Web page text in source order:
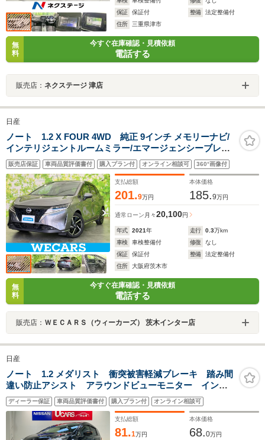
保証
保証付 整備
法定整備付
住所
三重県津市
無
料
今すぐ在庫確認・見積依頼
電話する
販売店： ネクステージ 津店
日産
ノート 1.2 X FOUR 4WD 純正 9インチ メモリーナビ/
インテリジェントルームミラー/エマージェンシーブレー
キ/シートヒーター 前席/アラウンドビューモニター/車線
逸脱防止支援システム/プロパイロット
販売店保証 車両品質評価書付 購入プラン付 オンライン相談可 360°画像付
支払総額
201.9万円
本体価格
185.9万円
通常ローン 月々20,100円
年式 2021年 走行 0.3万km
車検
車検整備付 修復
なし
保証
保証付 整備
法定整備付
住所
大阪府茨木市
無
料
今すぐ在庫確認・見積依頼
電話する
販売店： ＷＥＣＡＲＳ（ウィーカーズ） 茨木インター店
日産
ノート 1.2 メダリスト 衝突被害軽減ブレーキ 踏み間
違い防止アシスト アラウンドビューモニター インテ
リジェントルームミラー ETC LEDヘッドライト
ディーラー保証 車両品質評価書付 購入プラン付 オンライン相談可
支払総額
81.1万円
本体価格
68.0万円